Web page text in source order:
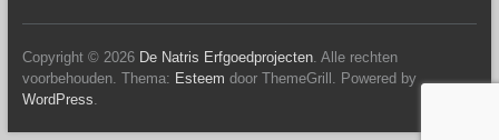
Copyright © 2026 De Natris Erfgoedprojecten. Alle rechten
voorbehouden. Thema: Esteem door ThemeGrill. Powered by
WordPress.